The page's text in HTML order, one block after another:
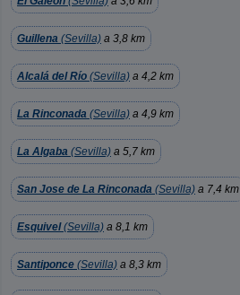
Guillena (Sevilla) a 3,8 km
Alcalá del Río (Sevilla) a 4,2 km
La Rinconada (Sevilla) a 4,9 km
La Algaba (Sevilla) a 5,7 km
San Jose de La Rinconada (Sevilla) a 7,4 km
Esquivel(Sevilla) a 8,1 km
Santiponce (Sevilla) a 8,3 km